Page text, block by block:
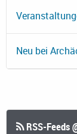
Neu bei
RSS-Feeds